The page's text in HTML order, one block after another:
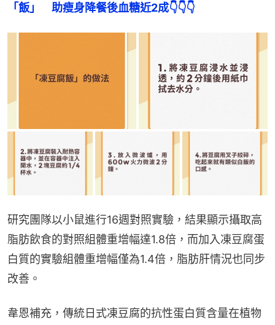
「飯」　助瘦身降餐後血糖近2成👇👇👇
研究團隊以小鼠進行16週對照實驗，結果顯示攝取高
脂肪飲食的對照組體重增幅達1.8倍，而加入凍豆腐蛋
白質的實驗組體重增幅僅為1.4倍，脂肪肝情況也同步
改善。
韋恩補充，傳統日式凍豆腐的抗性蛋白質含量在植物